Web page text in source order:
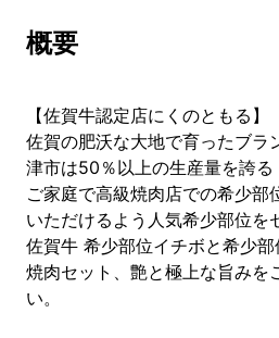
概要
【佐賀牛認定店にくのともる】
佐賀の肥沃な大地で育ったブラ
津市は50％以上の生産量を誇る
ご家庭で高級焼肉店での希少部
いただけるよう人気希少部位を
佐賀牛 希少部位イチボと希少
焼肉セット、艶と極上な旨みを
い。